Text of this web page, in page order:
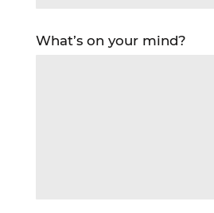
What’s on your mind?